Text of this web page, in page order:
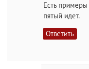
Есть
пятый идет.
Ответить